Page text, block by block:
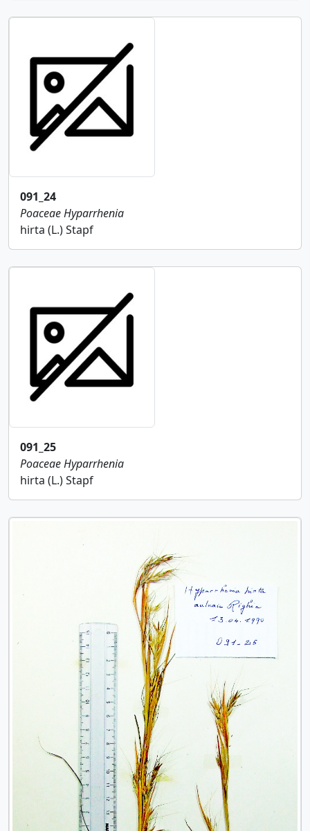
091_24
PoaceaeHyparrhenia
hirta (L.) Stapf
091_25
PoaceaeHyparrhenia
hirta (L.) Stapf